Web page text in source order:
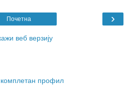
›
Почетна
веб верзију
профил